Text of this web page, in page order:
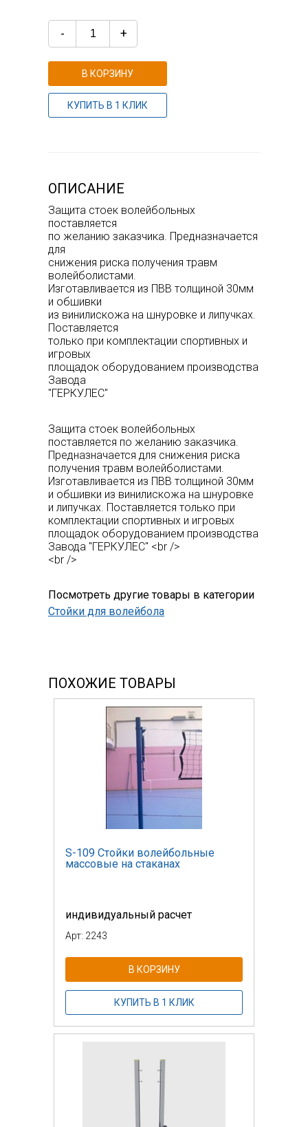
- +
В КОРЗИНУ
КУПИТЬ В 1 КЛИК
ОПИСАНИЕ
Защита стоек волейбольных
поставляется
по желанию заказчика. Предназначается
для
снижения риска получения травм
волейболистами.
Изготавливается из ПВВ толщиной 30мм
и обшивки
из винилискожа на шнуровке и липучках.
Поставляется
только при комплектации спортивных и
игровых
площадок оборудованием производства
Завода
"ГЕРКУЛЕС"
Защита стоек волейбольных
поставляется по желанию заказчика.
Предназначается для снижения риска
получения травм волейболистами.
Изготавливается из ПВВ толщиной 30мм
и обшивки из винилискожа на шнуровке
и липучках. Поставляется только при
комплектации спортивных и игровых
площадок оборудованием производства
Завода "ГЕРКУЛЕС" <br />
<br />
Посмотреть другие товары в категории
Стойки для волейбола
ПОХОЖИЕ ТОВАРЫ
S-109 Стойки волейбольные
массовые на стаканах
индивидуальный расчет
Арт: 2243
В КОРЗИНУ
КУПИТЬ В 1 КЛИК